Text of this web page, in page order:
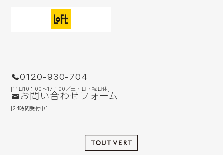
0120-930-704
[平日10：00〜17：00／土・日・祝日休]
お問い合わせフォーム
[24時間受付中]